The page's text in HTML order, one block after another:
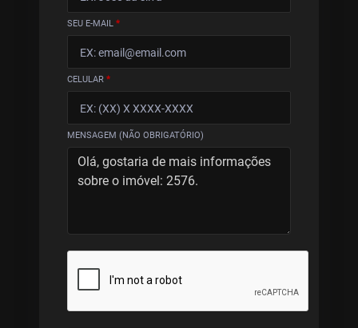
SEU E-MAIL *
CELULAR *
MENSAGEM (NÃO OBRIGATÓRIO)